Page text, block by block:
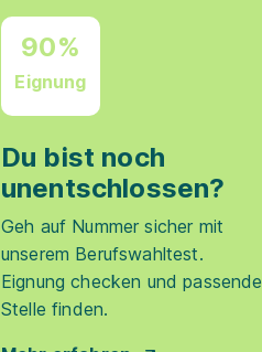
90%
Eignung
Du bist noch
unentschlossen?
Geh auf Nummer sicher mit
unserem Berufswahltest.
Eignung checken und passende
Stelle finden.